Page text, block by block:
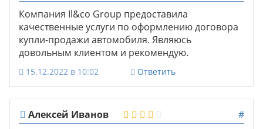
Компания Il&co Group предоставила
качественные услуги по оформлению договора
купли-продажи автомобиля. Являюсь
довольным клиентом и рекомендую.
15.12.2022 в 10:02 Ответить
Алексей Иванов
#